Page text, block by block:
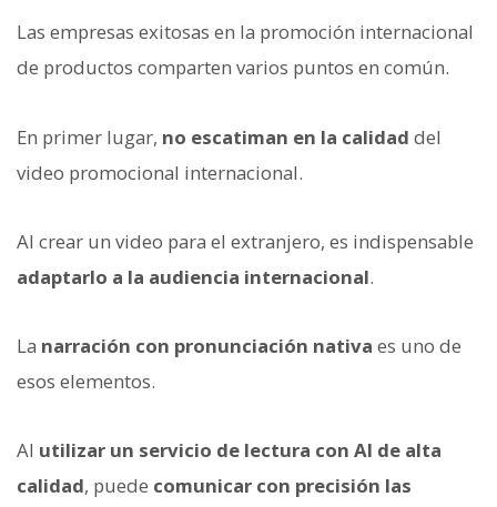
Las empresas exitosas en la promoción internacional
de productos comparten varios puntos en común.
En primer lugar, no escatiman en la calidad del
video promocional internacional.
Al crear un video para el extranjero, es indispensable
adaptarlo a la audiencia internacional.
La narración con pronunciación nativa es uno de
esos elementos.
Al utilizar un servicio de lectura con AI de alta
calidad, puede comunicar con precisión las